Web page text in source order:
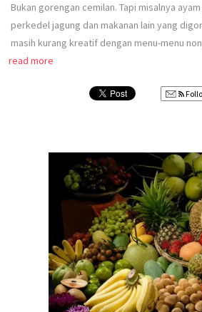
Bukan gorengan cemilan. Tapi misalnya
perkedel jagung dan makanan lain yang
masih kurang kreatif dengan menu-menu
read more